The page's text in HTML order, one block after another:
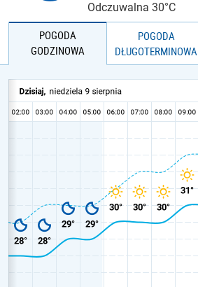
Odczuwalna 30°C
POGODA
GODZINOWA
POGODA
DŁUGOTERMINOWA